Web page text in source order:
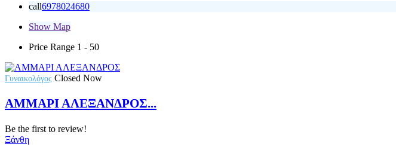
call6978024680
Show Map
Price Range 1 - 50
Γυναικολόγος Closed Now
ΑΜΜΑΡΙ ΑΛΕΞΑΝΔΡΟΣ...
Be the first to review!
Ξάνθη